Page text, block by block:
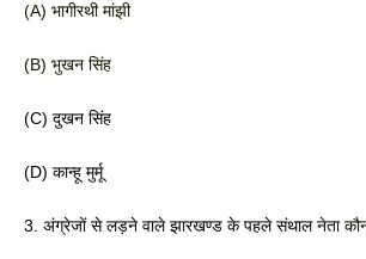
(A) भागीरथी मांझी
(B) भुखन सिंह
(C) दुखन सिंह
(D) कान्हू मुर्मू
3. अंग्रेजों से लड़ने वाले झारखण्ड के पहले संथाल नेता